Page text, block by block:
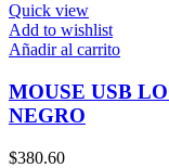
Quick view
Add to wishlist
Añadir al carrito
MOUSE USB
NEGRO
$380.60